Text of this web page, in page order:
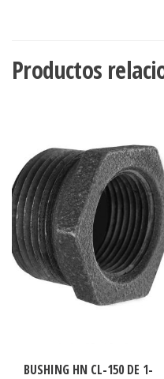
Productos
BUSHING HN CL-150 DE 1-